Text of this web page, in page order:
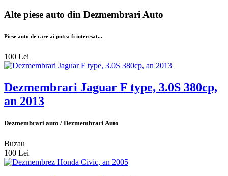
Alte piese auto din Dezmembrari Auto
Piese auto de care ai putea fi interesat...
100 Lei
Dezmembrari Jaguar F type, 3.0S 380cp,
an 2013
Dezmembrari auto / Dezmembrari Auto
Buzau
100 Lei